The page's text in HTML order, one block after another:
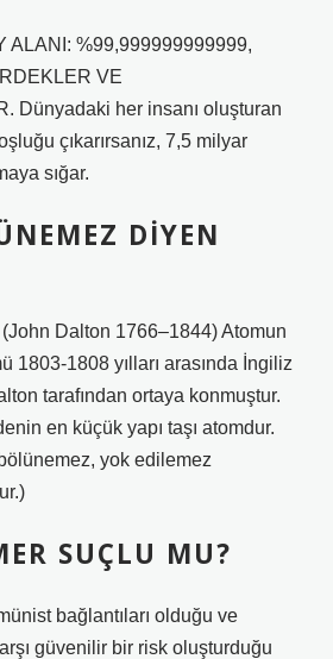
ALANI: %99,999999999999,
VE
Dünyadaki her insanı oluşturan
çıkarırsanız, 7,5 milyar
sığar.
DIYEN
Dalton 1766–1844) Atomun
1803-1808 yılları arasında İngiliz
tarafından ortaya konmuştur.
en küçük yapı taşı atomdur.
yok edilemez
SUÇLU MU?
bağlantıları olduğu ve
güvenilir bir risk oluşturduğu